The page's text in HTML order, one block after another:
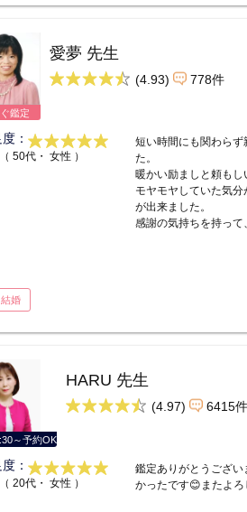
鑑定
愛夢 先生
(4.93) 778件
：
50代・ 女性 ）
短い時間にも関わら
た。
暖かい励ましと頼もし
モヤモヤしていた気
が出来ました。
感謝の気持ちを持って
結婚
～予約OK
HARU 先生
(4.97) 6415件
：
20代・ 女性 ）
鑑定ありがとうござ
かったです😊またよろ